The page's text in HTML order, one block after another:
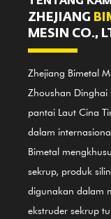
ZHEJIANG
MESIN CO.,
Zhejiang Bimetal
Zhoushan Dinghai
pantai Laut Cina
dalam
Bimetal
sekrup, produk
digunakan dalam
ekstruder sekrup